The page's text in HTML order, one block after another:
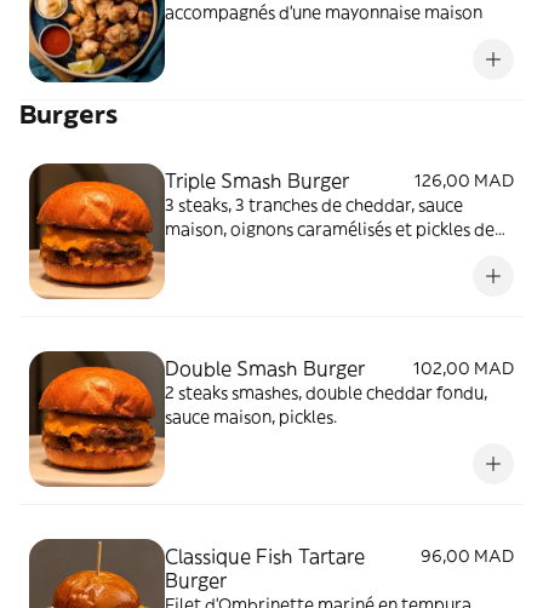
accompagnés d'une mayonnaise maison
Burgers
Triple Smash Burger
126,00 MAD
3 steaks, 3 tranches de cheddar, sauce
maison, oignons caramélisés et pickles de
Double Smash Burger
102,00 MAD
2 steaks smashes, double cheddar fondu,
sauce maison, pickles.
Classique Fish Tartare
Burger
96,00 MAD